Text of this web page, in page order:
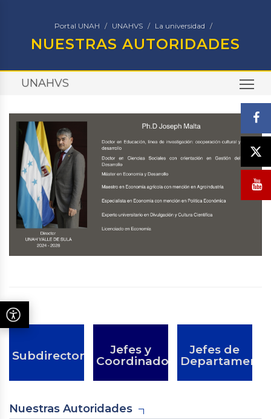
Portal UNAH UNAHVS La universidad
NUESTRAS AUTORIDADES
UNAHVS
Subdirectores
Jefes y
Coordinadores
Jefes de
Departamento
Nuestras Autoridades